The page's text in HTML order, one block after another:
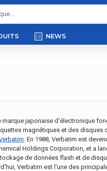
NEWS
marque japonaise d'électronique
magnétiques et des disques
. En 1988, Verbatim est
Holdings Corporation, et a
de données flash et de
Verbatim est l'une des